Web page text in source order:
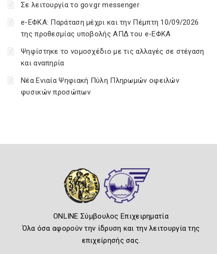
Σε λειτουργία το gov.gr messenger
e-ΕΦΚΑ: Παράταση μέχρι και την Πέμπτη 10/09/2026
της προθεσμίας υποβολής ΑΠΔ του e-ΕΦΚΑ
Ψηφίστηκε το νομοσχέδιο με τις αλλαγές σε στέγαση
και αναπηρία
Νέα Ενιαία Ψηφιακή Πύλη Πληρωμών οφειλών
φυσικών προσώπων
ONLINE Σύμβουλος Επιχειρηματία
Όλα όσα αφορούν την ίδρυση και την λειτουργία της
επιχείρησής σας.